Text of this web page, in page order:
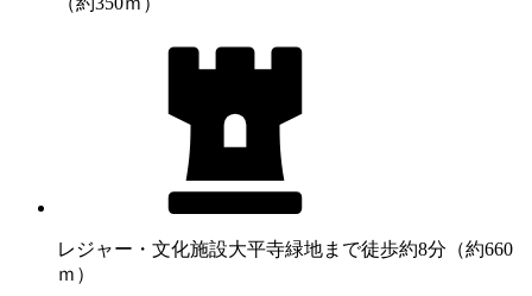
レジャー・文化施設大平寺緑地まで徒歩約8分（約660
ｍ）